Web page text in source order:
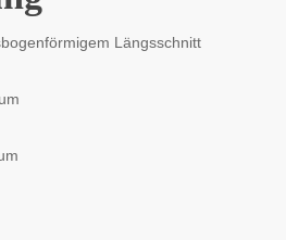
Längsschnitt